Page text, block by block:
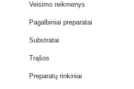
Veisimo reikmenys
Pagalbiniai preparatai
Substratai
Trąšos
Preparatų rinkiniai